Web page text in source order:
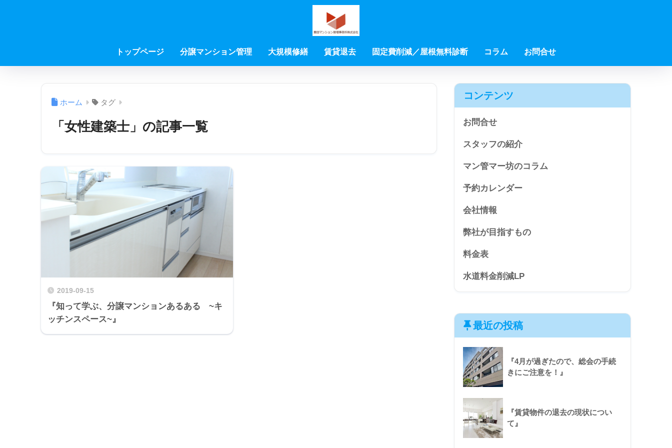
トップページ 分譲マンション管理 大規模修繕 賃貸退去 固定費削減／屋根無料診断 コラム お問合せ
ホーム タグ
「女性建築士」の記事一覧
2019-09-15
『知って学ぶ、分譲マンションあるある ~キ
ッチンスペース~』
コンテンツ
お問合せ
スタッフの紹介
マン管マー坊のコラム
予約カレンダー
会社情報
弊社が目指すもの
料金表
水道料金削減LP
最近の投稿
『4月が過ぎたので、総会の手続
きにご注意を！』
『賃貸物件の退去の現状につい
て』